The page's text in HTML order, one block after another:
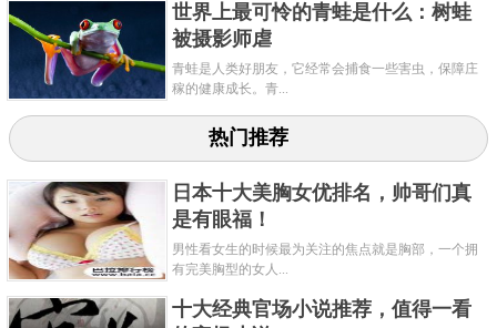
世界上最可怜的青蛙是什么：树蛙
被摄影师​虐
青蛙是人类好朋友，它经常会捕食一些害虫，保障庄
稼的健康成长。青...
热门推荐
日本十大美胸女优排名，帅哥们真
是有眼福！
男性看女生的时候最为关注的焦点就是胸部，一个拥
有完美胸型的女人...
十大经典官场小说推荐，值得一看